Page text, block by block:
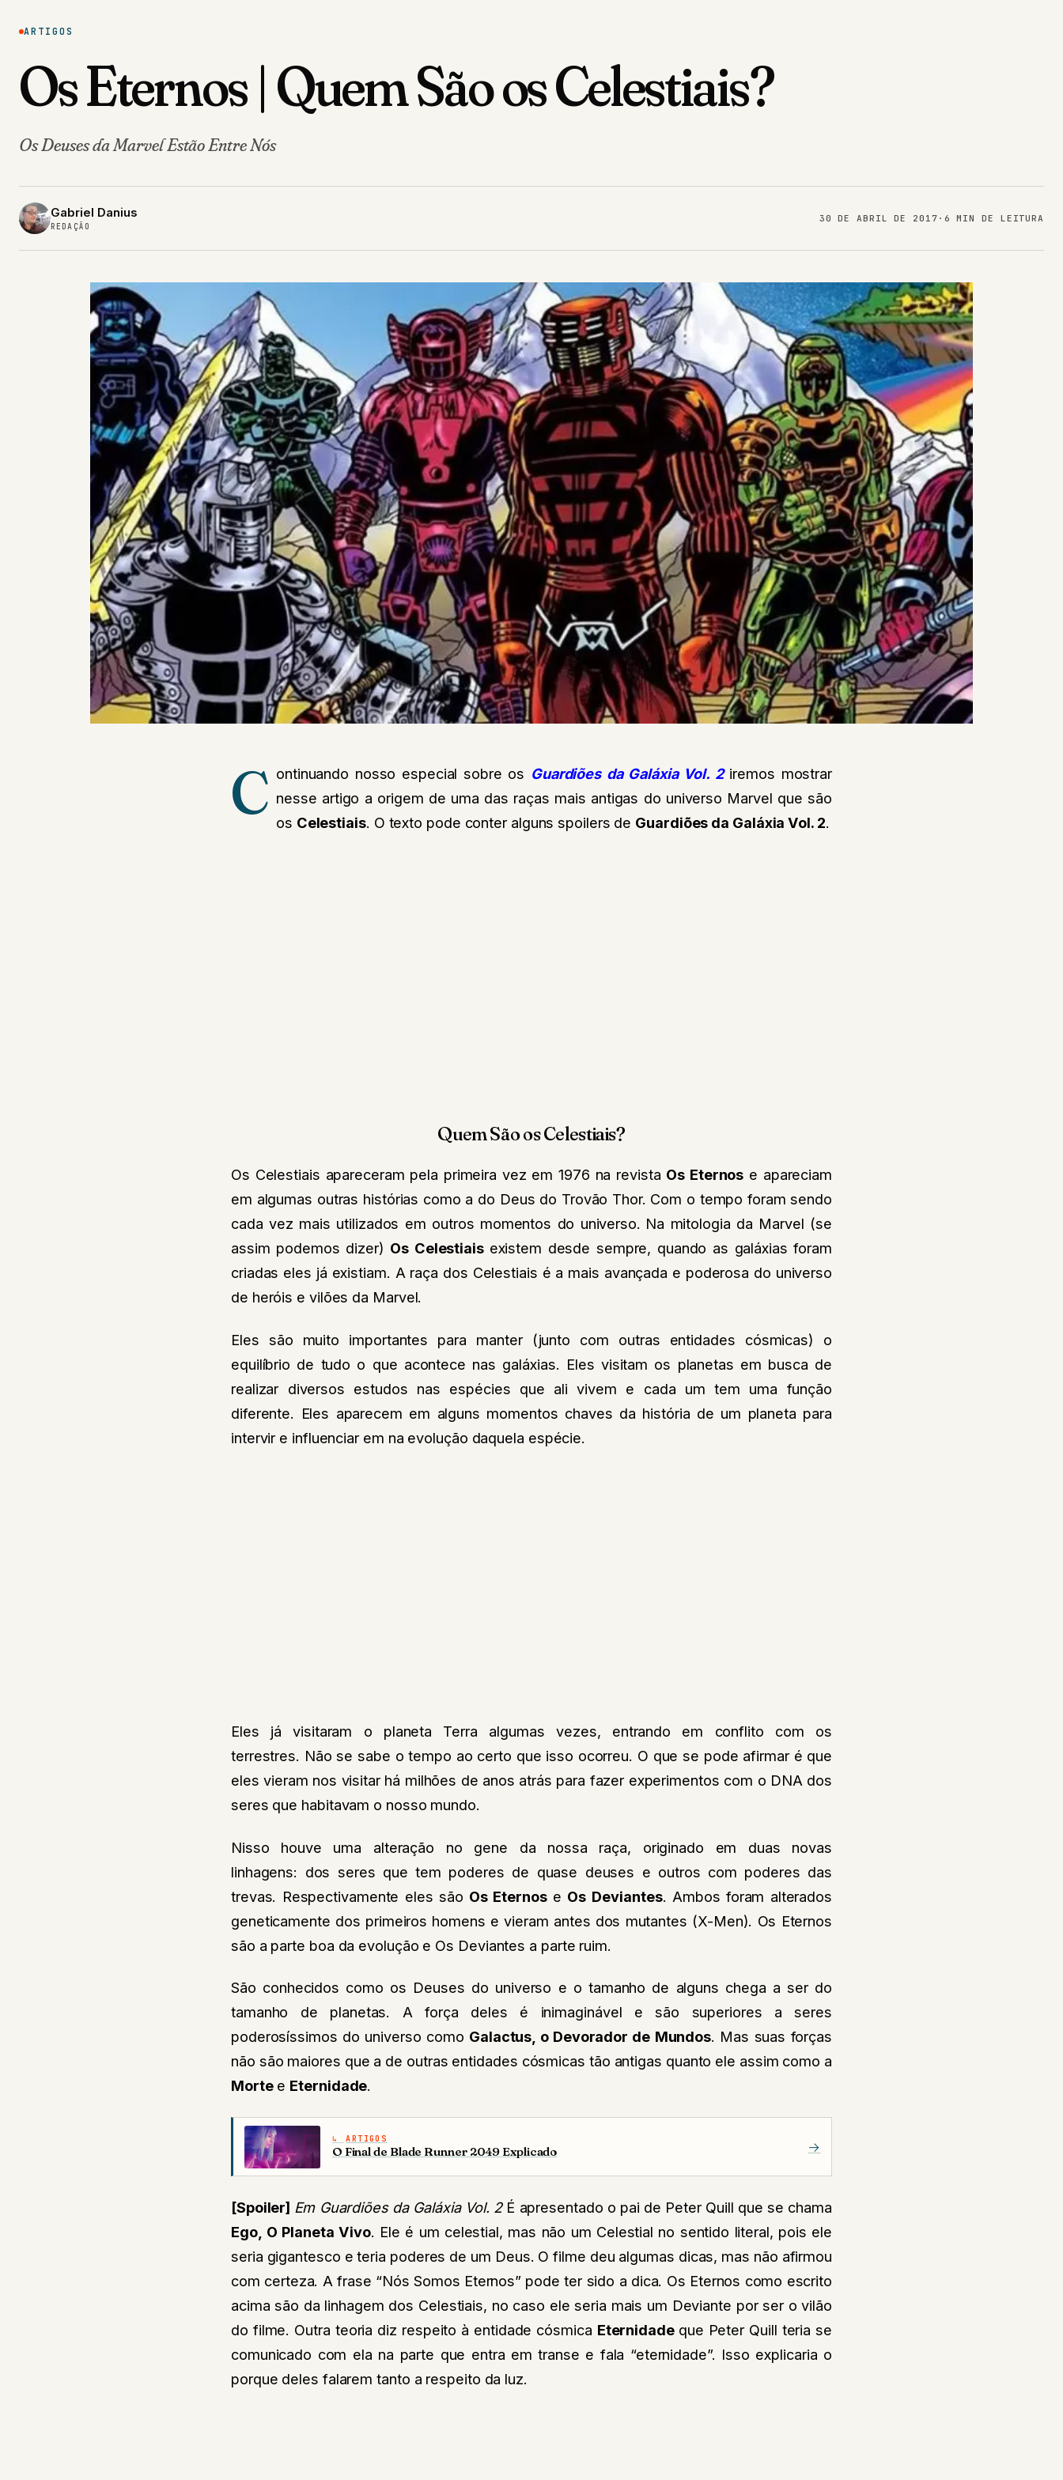
ARTIGOS
Os Eternos | Quem São os Celestiais?
Os Deuses da Marvel Estão Entre Nós
Gabriel Danius
REDAÇÃO
30 DE ABRIL DE 2017 · 6 MIN DE LEITURA
C ontinuando nosso especial sobre os Guardiões da Galáxia Vol. 2iremos mostrar
nesse artigo a origem de uma das raças mais antigas do universo Marvel que são
os Celestiais. O texto pode conter alguns spoilers de Guardiões da Galáxia Vol. 2.
Quem São os Celestiais?
Os Celestiais apareceram pela primeira vez em 1976 na revista Os Eternos e apareciam
em algumas outras histórias como a do Deus do Trovão Thor. Com o tempo foram sendo
cada vez mais utilizados em outros momentos do universo. Na mitologia da Marvel (se
assim podemos dizer) Os Celestiais existem desde sempre, quando as galáxias foram
criadas eles já existiam. A raça dos Celestiais é a mais avançada e poderosa do universo
de heróis e vilões da Marvel.
Eles são muito importantes para manter (junto com outras entidades cósmicas) o
equilíbrio de tudo o que acontece nas galáxias. Eles visitam os planetas em busca de
realizar diversos estudos nas espécies que ali vivem e cada um tem uma função
diferente. Eles aparecem em alguns momentos chaves da história de um planeta para
intervir e influenciar em na evolução daquela espécie.
Eles já visitaram o planeta Terra algumas vezes, entrando em conflito com os
terrestres. Não se sabe o tempo ao certo que isso ocorreu. O que se pode afirmar é que
eles vieram nos visitar há milhões de anos atrás para fazer experimentos com o DNA dos
seres que habitavam o nosso mundo.
Nisso houve uma alteração no gene da nossa raça, originado em duas novas
linhagens: dos seres que tem poderes de quase deuses e outros com poderes das
trevas. Respectivamente eles são Os Eternose Os Deviantes. Ambos foram alterados
geneticamente dos primeiros homens e vieram antes dos mutantes (X-Men). Os Eternos
são a parte boa da evolução e Os Deviantes a parte ruim.
São conhecidos como os Deuses do universo e o tamanho de alguns chega a ser do
tamanho de planetas. A força deles é inimaginável e são superiores a seres
poderosíssimos do universo como Galactus, o Devorador de Mundos. Mas suas forças
não são maiores que a de outras entidades cósmicas tão antigas quanto ele assim como a
Mortee Eternidade.
ARTIGOS
O Final de Blade Runner 2049 Explicado →
[Spoiler] Em Guardiões da Galáxia Vol. 2 É apresentado o pai de Peter Quill que se chama
Ego, O Planeta Vivo. Ele é um celestial, mas não um Celestial no sentido literal, pois ele
seria gigantesco e teria poderes de um Deus. O filme deu algumas dicas, mas não afirmou
com certeza. A frase “Nós Somos Eternos” pode ter sido a dica. Os Eternos como escrito
acima são da linhagem dos Celestiais, no caso ele seria mais um Deviante por ser o vilão
do filme. Outra teoria diz respeito à entidade cósmica Eternidade que Peter Quill teria se
comunicado com ela na parte que entra em transe e fala “eternidade”. Isso explicaria o
porque deles falarem tanto a respeito da luz.